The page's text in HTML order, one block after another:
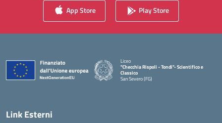
App Store Play Store
Liceo
"Checchia Rispoli - Tondi"- Scientifico e
Classico
San Severo (FG)
Link Esterni